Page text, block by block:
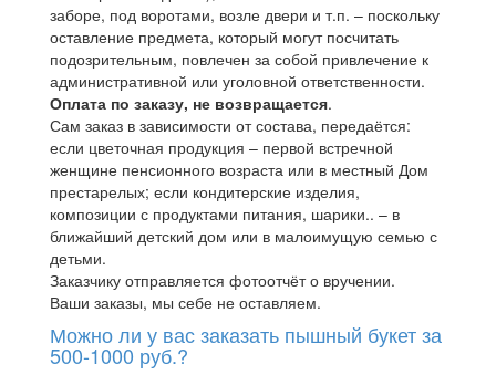
заборе, под воротами, возле двери и т.п. – поскольку
оставление предмета, который могут посчитать
подозрительным, повлечен за собой привлечение к
административной или уголовной ответственности.
Оплата по заказу, не возвращается.
Сам заказ в зависимости от состава, передаётся:
если цветочная продукция – первой встречной
женщине пенсионного возраста или в местный Дом
престарелых; если кондитерские изделия,
композиции с продуктами питания, шарики.. – в
ближайший детский дом или в малоимущую семью с
детьми.
Заказчику отправляется фотоотчёт о вручении.
Ваши заказы, мы себе не оставляем.
Можно ли у вас заказать пышный букет за
500-1000 руб.?